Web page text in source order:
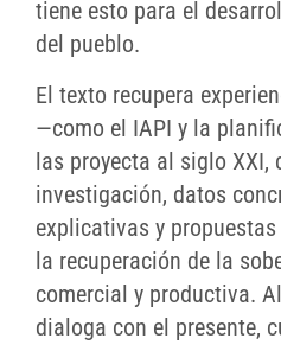
tiene esto para el
del pueblo.
El texto recupera
—como el IAPI y la
las proyecta al siglo XXI,
investigación, datos
explicativas y
la recuperación de la
comercial y productiva.
dialoga con el presente,